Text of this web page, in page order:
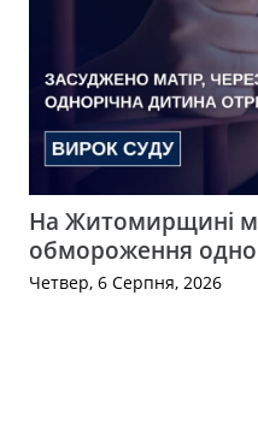
На Житомирщині
обмороження
Четвер, 6 Серпня, 2026